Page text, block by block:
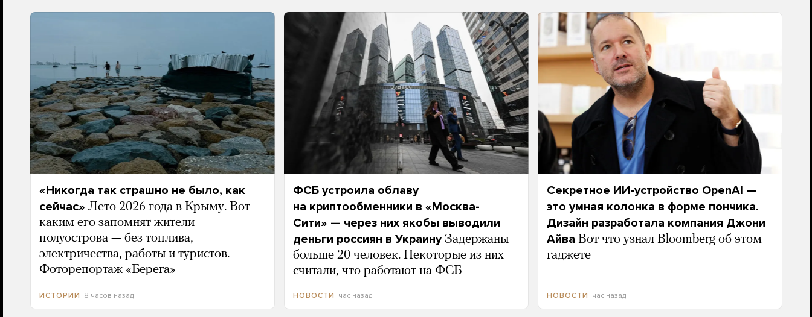
«Никогда так страшно не было, как
сейчас» Лето 2026 года в Крыму. Вот
каким его запомнят жители
полуострова — без топлива,
электричества, работы и туристов.
Фоторепортаж «Берега»
ИСТОРИИ 8 часов назад
ФСБ устроила облаву
на криптообменники в «Москва-
Сити» — через них якобы выводили
деньги россиян в Украину Задержаны
больше 20 человек. Некоторые из них
считали, что работают на ФСБ
НОВОСТИ час назад
Секретное ИИ-устройство OpenAI —
это умная колонка в форме пончика.
Дизайн разработала компания Джони
Айва Вот что узнал Bloomberg об этом
гаджете
НОВОСТИ час назад